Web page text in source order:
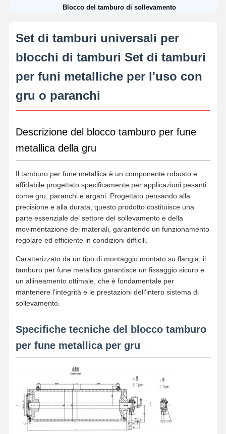
Casa Prodotti Video Chi Siamo
Blocco del tamburo di sollevamento
Set di tamburi universali per
blocchi di tamburi Set di tamburi
per funi metalliche per l'uso con
gru o paranchi
Descrizione del blocco tamburo per fune
metallica della gru
Il tamburo per fune metallica è un componente robusto e
affidabile progettato specificamente per applicazioni pesanti
come gru, paranchi e argani. Progettato pensando alla
precisione e alla durata, questo prodotto costituisce una
parte essenziale del settore del sollevamento e della
movimentazione dei materiali, garantendo un funzionamento
regolare ed efficiente in condizioni difficili.
Caratterizzato da un tipo di montaggio montato su flangia, il
tamburo per fune metallica garantisce un fissaggio sicuro e
un allineamento ottimale, che è fondamentale per
mantenere l'integrità e le prestazioni dell'intero sistema di
sollevamento.
Specifiche tecniche del blocco tamburo
per fune metallica per gru